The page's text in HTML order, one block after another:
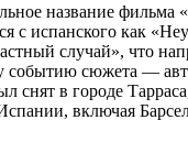
название фильма
с испанского как
случай», что
событию сюжета —
снят в городе
включая